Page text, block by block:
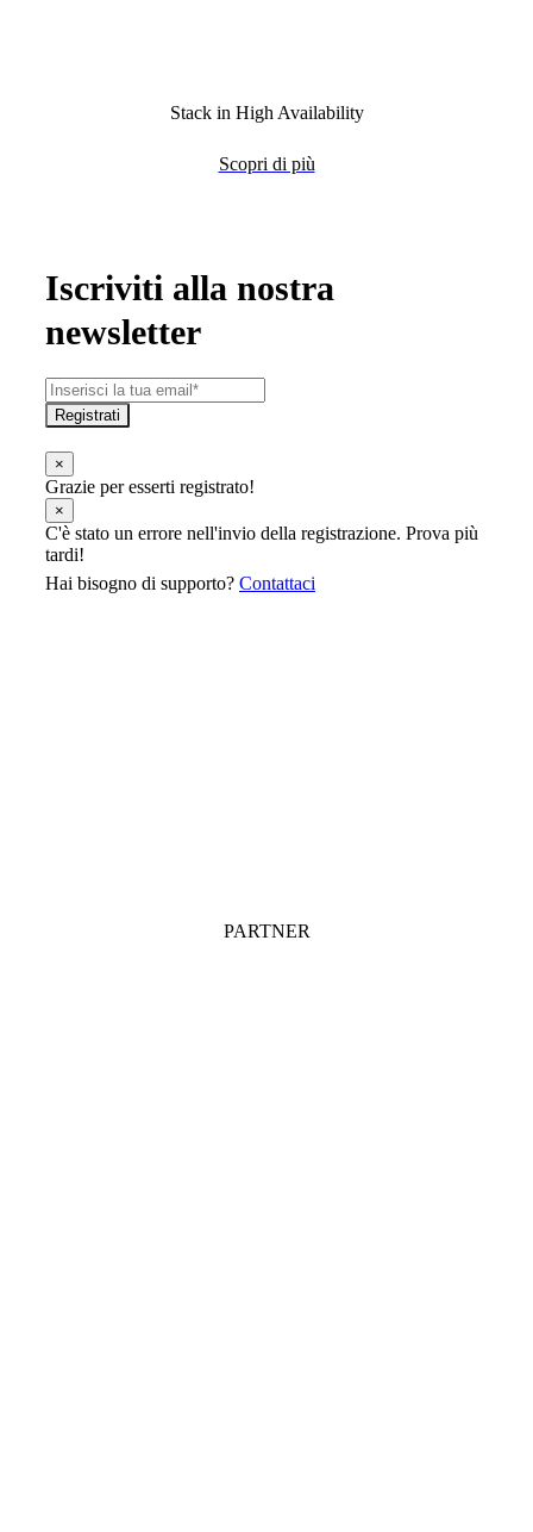
Stack in High Availability
Scopri di più
Iscriviti alla nostra
newsletter
Registrati
×
Grazie per esserti registrato!
×
C'è stato un errore nell'invio della registrazione. Prova più
tardi!
Hai bisogno di supporto? Contattaci
PARTNER